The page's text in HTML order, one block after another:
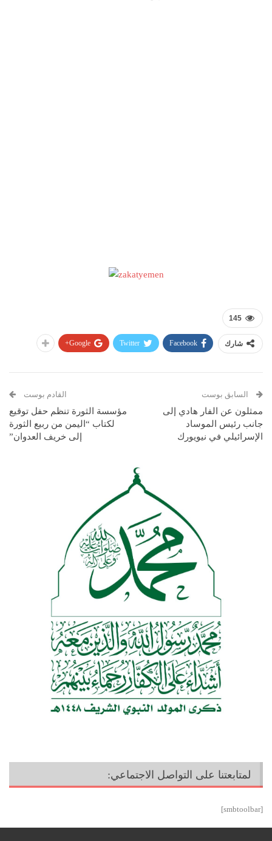
145
شارك Facebook
Twitter
Google+
السابق بوست
ممثلون عن الفار هادي إلى
جانب رئيس الموساد
الإسرائيلي في نيويورك
القادم بوست
مؤسسة الثورة تنظم حفل توقيع
لكتاب “اليمن من ربيع الثورة
إلى خريف العدوان”
لمتابعتنا على التواصل الاجتماعي:
[smbtoolbar]